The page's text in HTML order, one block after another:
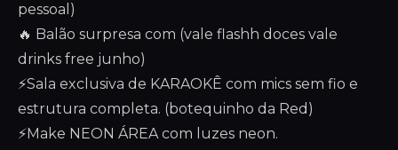
pessoal)
🔥 Balão surpresa com (vale flashh doces vale
drinks free junho)
⚡Sala exclusiva de KARAOKÊ com mics sem fio e
estrutura completa. (botequinho da Red)
⚡Make NEON ÁREA com luzes neon.